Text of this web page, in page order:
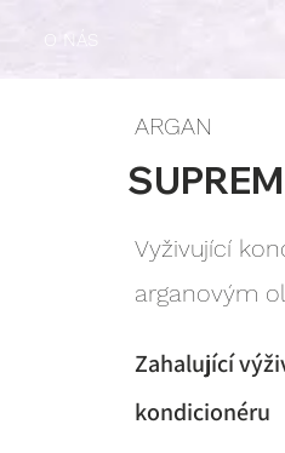
O NÁS
ARGAN
Vyživující
arganovým
Zahalující
kondicionéru